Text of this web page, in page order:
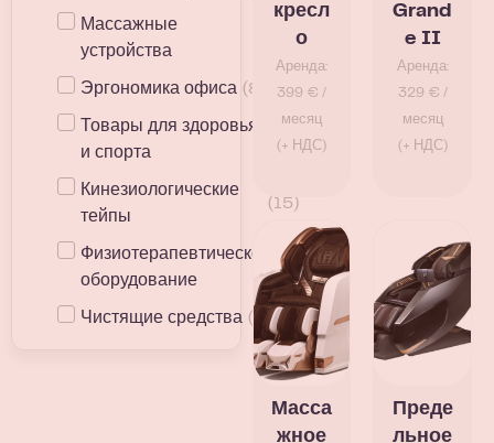
Массажные
устройства
)
Эргономика офиса ( 8
Товары для здоровья
и спорта
54 )
Кинезиологические
тейпы
( 15 )
Физиотерапевтическое
оборудование
(4
Чистящие средства (
кресл
о
Аренда:
399 € /
месяц
(+ НДС)
Grand
e II
Аренда:
329 € /
месяц
(+ НДС)
Масса
жное
Преде
льное